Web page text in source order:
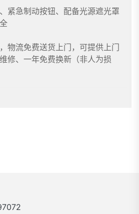
紧急制动按钮、配备光源遮光罩
物流免费送货上门，可提供上门
修、一年免费换新（非人为损